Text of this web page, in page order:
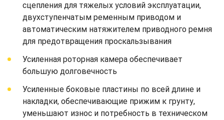
сцепления для тяжелых условий эксплуатации,
двухступенчатым ременным приводом и
автоматическим натяжителем приводного ремня
для предотвращения проскальзывания
Усиленная роторная камера обеспечивает
большую долговечность
Усиленные боковые пластины по всей длине и
накладки, обеспечивающие прижим к грунту,
уменьшают износ и потребность в техническом